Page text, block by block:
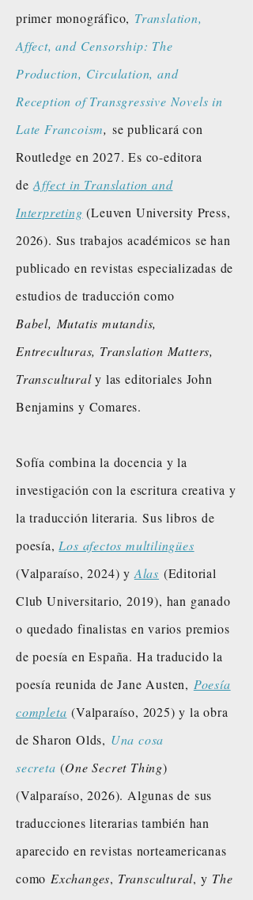
primer monográfico, Translation,
Affect, and Censorship: The
Production, Circulation, and
Reception of Transgressive Novels in
Late Francoism, se publicará con
Routledge en 2027. Es co-editora
deAffect in Translation and
Interpreting (Leuven University Press,
2026). Sus trabajos académicos se han
publicado en revistas especializadas de
estudios de traducción como
Babel, Mutatis mutandis,
Entreculturas, Translation Matters,
Transculturaly las editoriales John
Benjamins y Comares.
Sofía combina la docencia y la
investigación con la escritura creativa y
la traducción literaria. Sus libros de
poesía, Los afectos multilingües
(Valparaíso, 2024) y Alas (Editorial
Club Universitario, 2019), han ganado
o quedado finalistas en varios premios
de poesía en España. Ha traducido la
poesía reunida de Jane Austen, Poesía
completa (Valparaíso, 2025) y la obra
de Sharon Olds, Una cosa
secreta (One Secret Thing)
(Valparaíso, 2026). Algunas de sus
traducciones literarias también han
aparecido en revistas norteamericanas
como Exchanges, Transcultural, y The